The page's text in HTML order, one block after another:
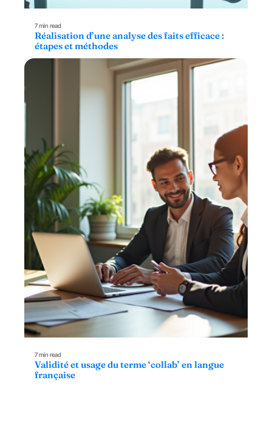
7 min read
Réalisation d’une analyse des faits efficace :
étapes et méthodes
7 min read
Validité et usage du terme ‘collab’ en langue
française